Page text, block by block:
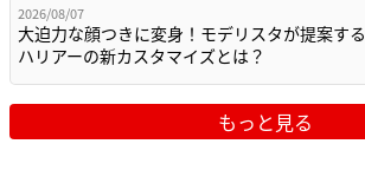
2026/08/07
大迫力な顔つきに変身！モデリスタが提案する
ハリアーの新カスタマイズとは？
もっと見る